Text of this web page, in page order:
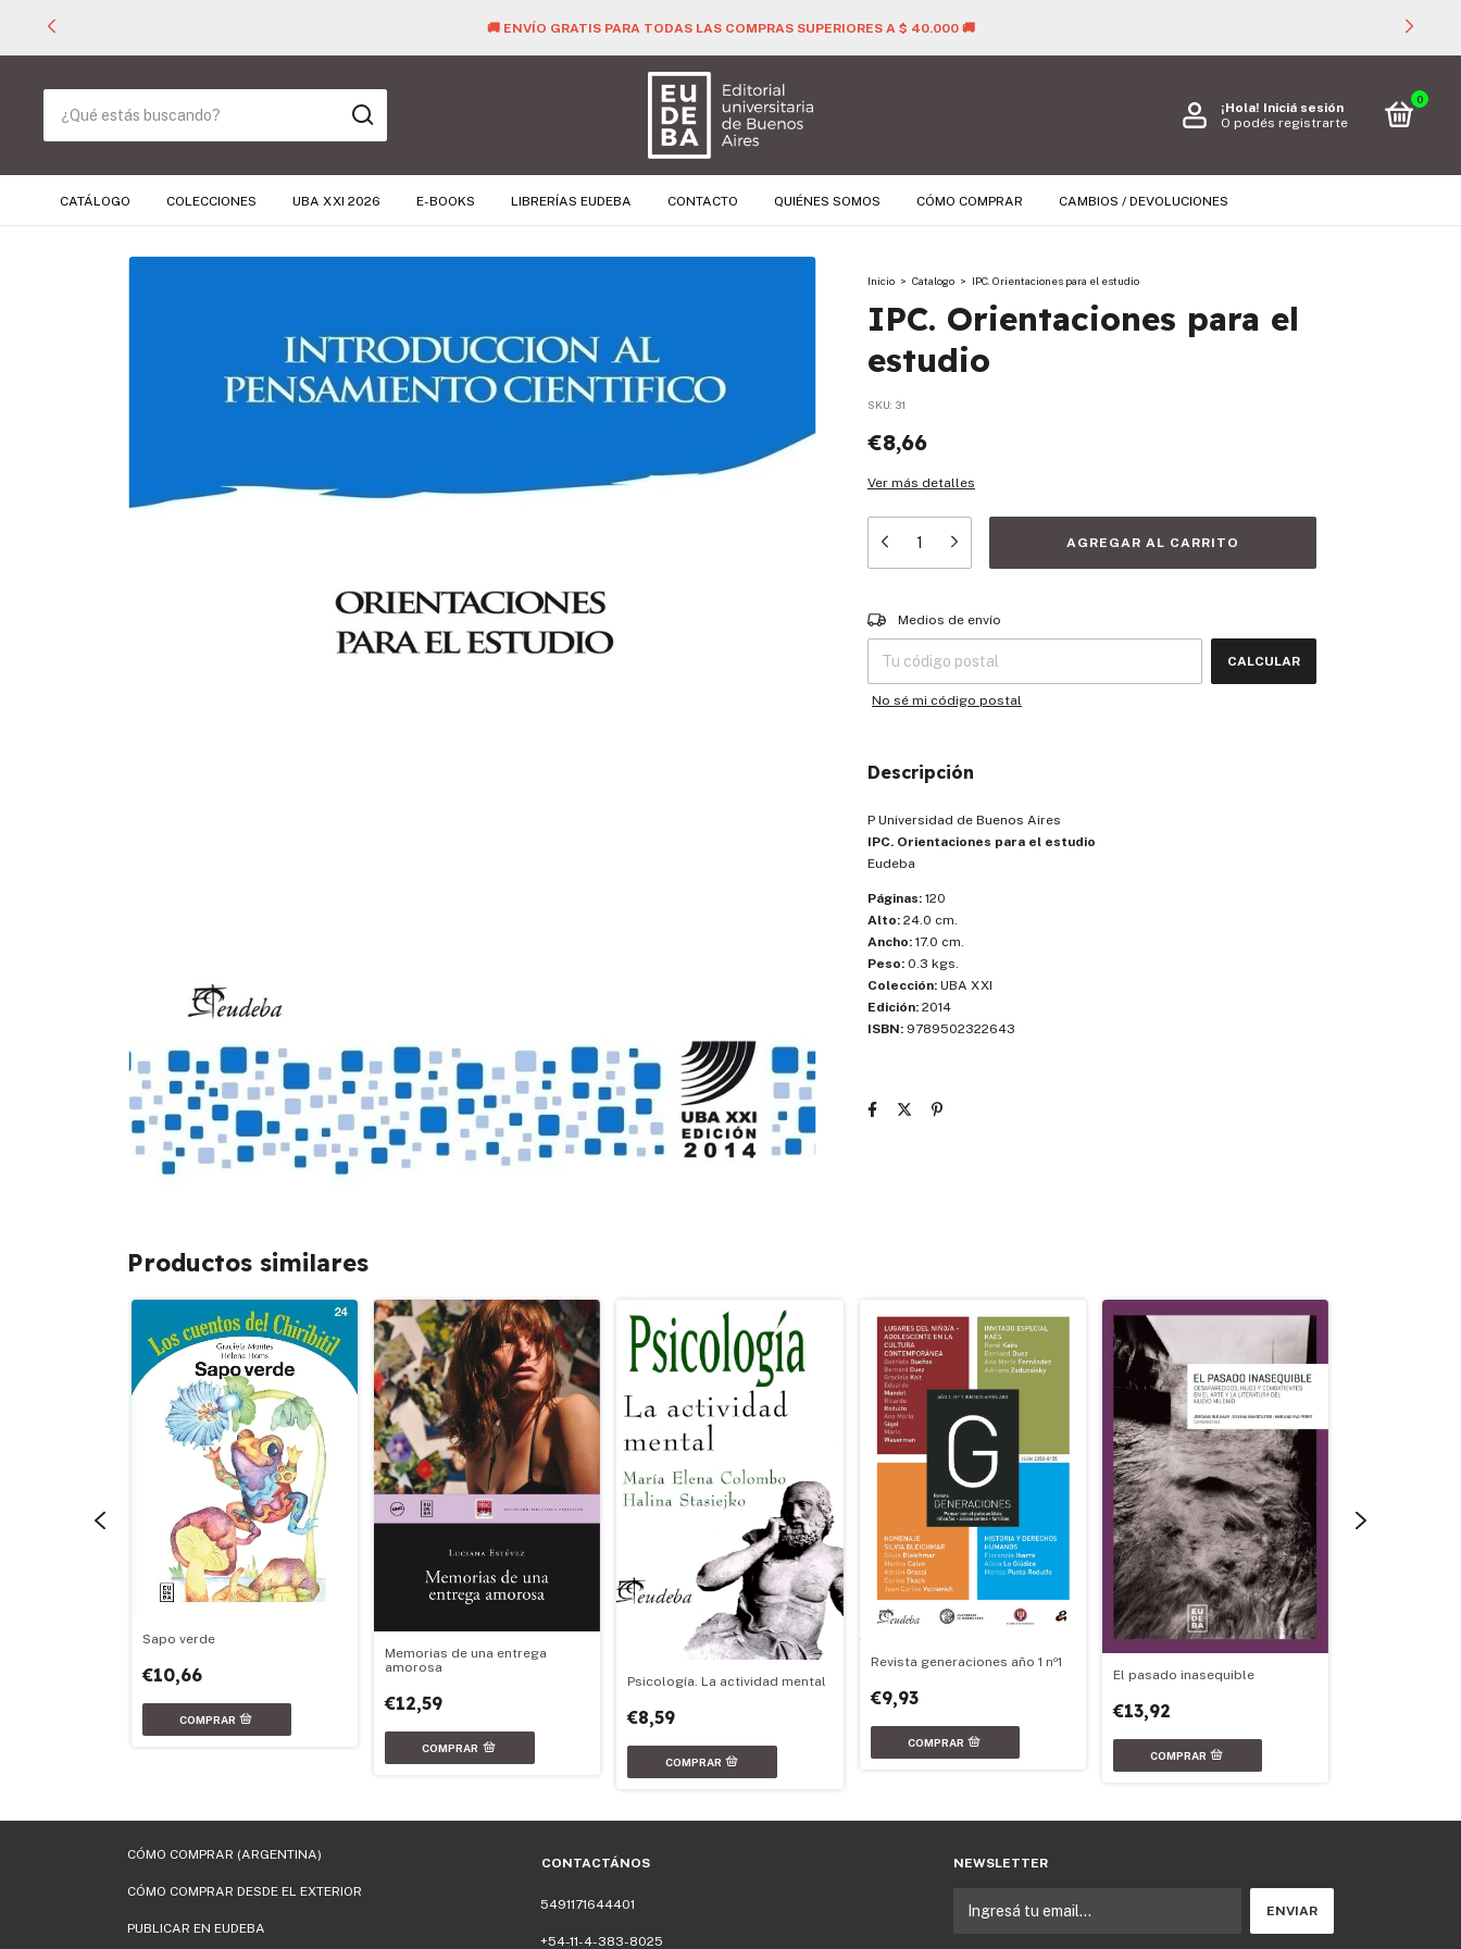
🚚 ENVÍO GRATIS PARA TODAS LAS COMPRAS SUPERIORES A $ 40.000 🚚
¡Hola! Iniciá sesión
O podés registrarte
0
CATÁLOGO COLECCIONES UBA XXI 2026 E-BOOKS LIBRERÍAS EUDEBA CONTACTO QUIÉNES SOMOS CÓMO COMPRAR CAMBIOS / DEVOLUCIONES
Inicio > Catalogo > IPC. Orientaciones para el estudio
IPC. Orientaciones para el
estudio
SKU: 31
€8,66
Ver más detalles
Entregas para el CP:
Medios de envío
CALCULAR
No sé mi código postal
Descripción
P Universidad de Buenos Aires
IPC. Orientaciones para el estudio
Eudeba
Páginas: 120
Alto: 24.0 cm.
Ancho: 17.0 cm.
Peso: 0.3 kgs.
Colección: UBA XXI
Edición: 2014
ISBN: 9789502322643
Productos similares
Sapo verde
€10,66
Memorias de una entrega
amorosa
€12,59
Psicología. La actividad mental
€8,59
Revista generaciones año 1 nº1
€9,93
El pasado inasequible
€13,92
CÓMO COMPRAR (ARGENTINA)
CÓMO COMPRAR DESDE EL EXTERIOR
PUBLICAR EN EUDEBA
CONTACTÁNOS
5491171644401
+54-11-4-383-8025
NEWSLETTER